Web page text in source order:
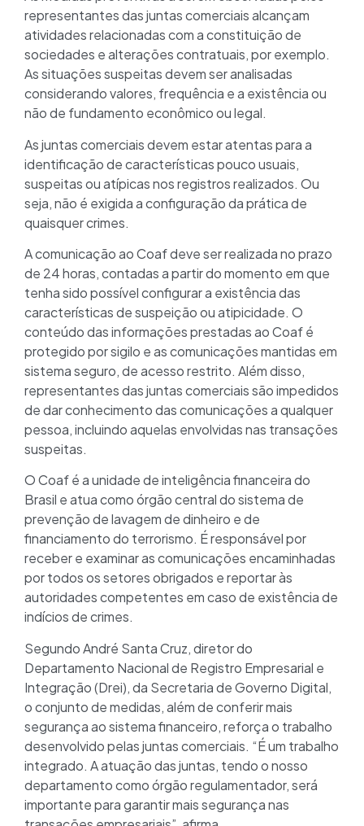
representantes das juntas comerciais alcançam
atividades relacionadas com a constituição de
sociedades e alterações contratuais, por exemplo.
As situações suspeitas devem ser analisadas
considerando valores, frequência e a existência ou
não de fundamento econômico ou legal.
As juntas comerciais devem estar atentas para a
identificação de características pouco usuais,
suspeitas ou atípicas nos registros realizados. Ou
seja, não é exigida a configuração da prática de
quaisquer crimes.
A comunicação ao Coaf deve ser realizada no prazo
de 24 horas, contadas a partir do momento em que
tenha sido possível configurar a existência das
características de suspeição ou atipicidade. O
conteúdo das informações prestadas ao Coaf é
protegido por sigilo e as comunicações mantidas em
sistema seguro, de acesso restrito. Além disso,
representantes das juntas comerciais são impedidos
de dar conhecimento das comunicações a qualquer
pessoa, incluindo aquelas envolvidas nas transações
suspeitas.
O Coaf é a unidade de inteligência financeira do
Brasil e atua como órgão central do sistema de
prevenção de lavagem de dinheiro e de
financiamento do terrorismo. É responsável por
receber e examinar as comunicações encaminhadas
por todos os setores obrigados e reportar às
autoridades competentes em caso de existência de
indícios de crimes.
Segundo André Santa Cruz, diretor do
Departamento Nacional de Registro Empresarial e
Integração (Drei), da Secretaria de Governo Digital,
o conjunto de medidas, além de conferir mais
segurança ao sistema financeiro, reforça o trabalho
desenvolvido pelas juntas comerciais. “É um trabalho
integrado. A atuação das juntas, tendo o nosso
departamento como órgão regulamentador, será
importante para garantir mais segurança nas